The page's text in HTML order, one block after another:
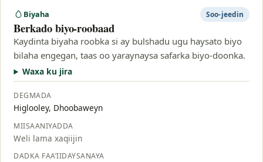
Biyaha Soo-jeedin
Berkado biyo-roobaad
Kaydinta biyaha roobka si ay bulshadu ugu haysato biyo
bilaha engegan, taas oo yaraynaysa safarka biyo-doonka.
Waxa ku jira
DEGMADA
Higlooley, Dhoobaweyn
MIISAANIYADDA
Weli lama xaqiijin
DADKA FAA’IIDAYSANAYA